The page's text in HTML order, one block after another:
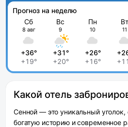
Прогноз на неделю
Сб
8 авг
+36°
+19°
Вс
9
+31°
+20°
Пн
10
+26°
+16°
Вт
11
Какой отель
Сенной — это уникальный
богатую историю и современное